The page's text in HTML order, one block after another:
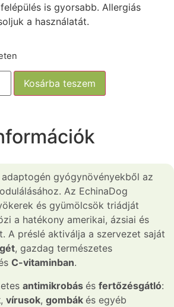
is gyorsabb. Allergiás
a használatát.
Kosárba teszem
gyógynövényekből az
Az EchinaDog
és gyümölcsök triádját
a hatékony amerikai, ázsiai és
A préslé aktiválja a szervezet saját
, gazdag természetes
C-vitaminban.
antimikrobás és fertőzésgátló:
, vírusok, gombák és egyéb